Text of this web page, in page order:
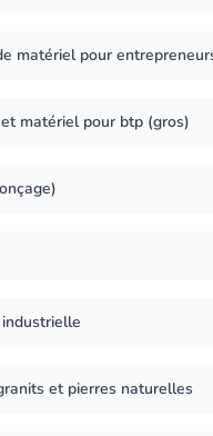
matériel pour
matériel pour btp (gros)
et pierres naturelles